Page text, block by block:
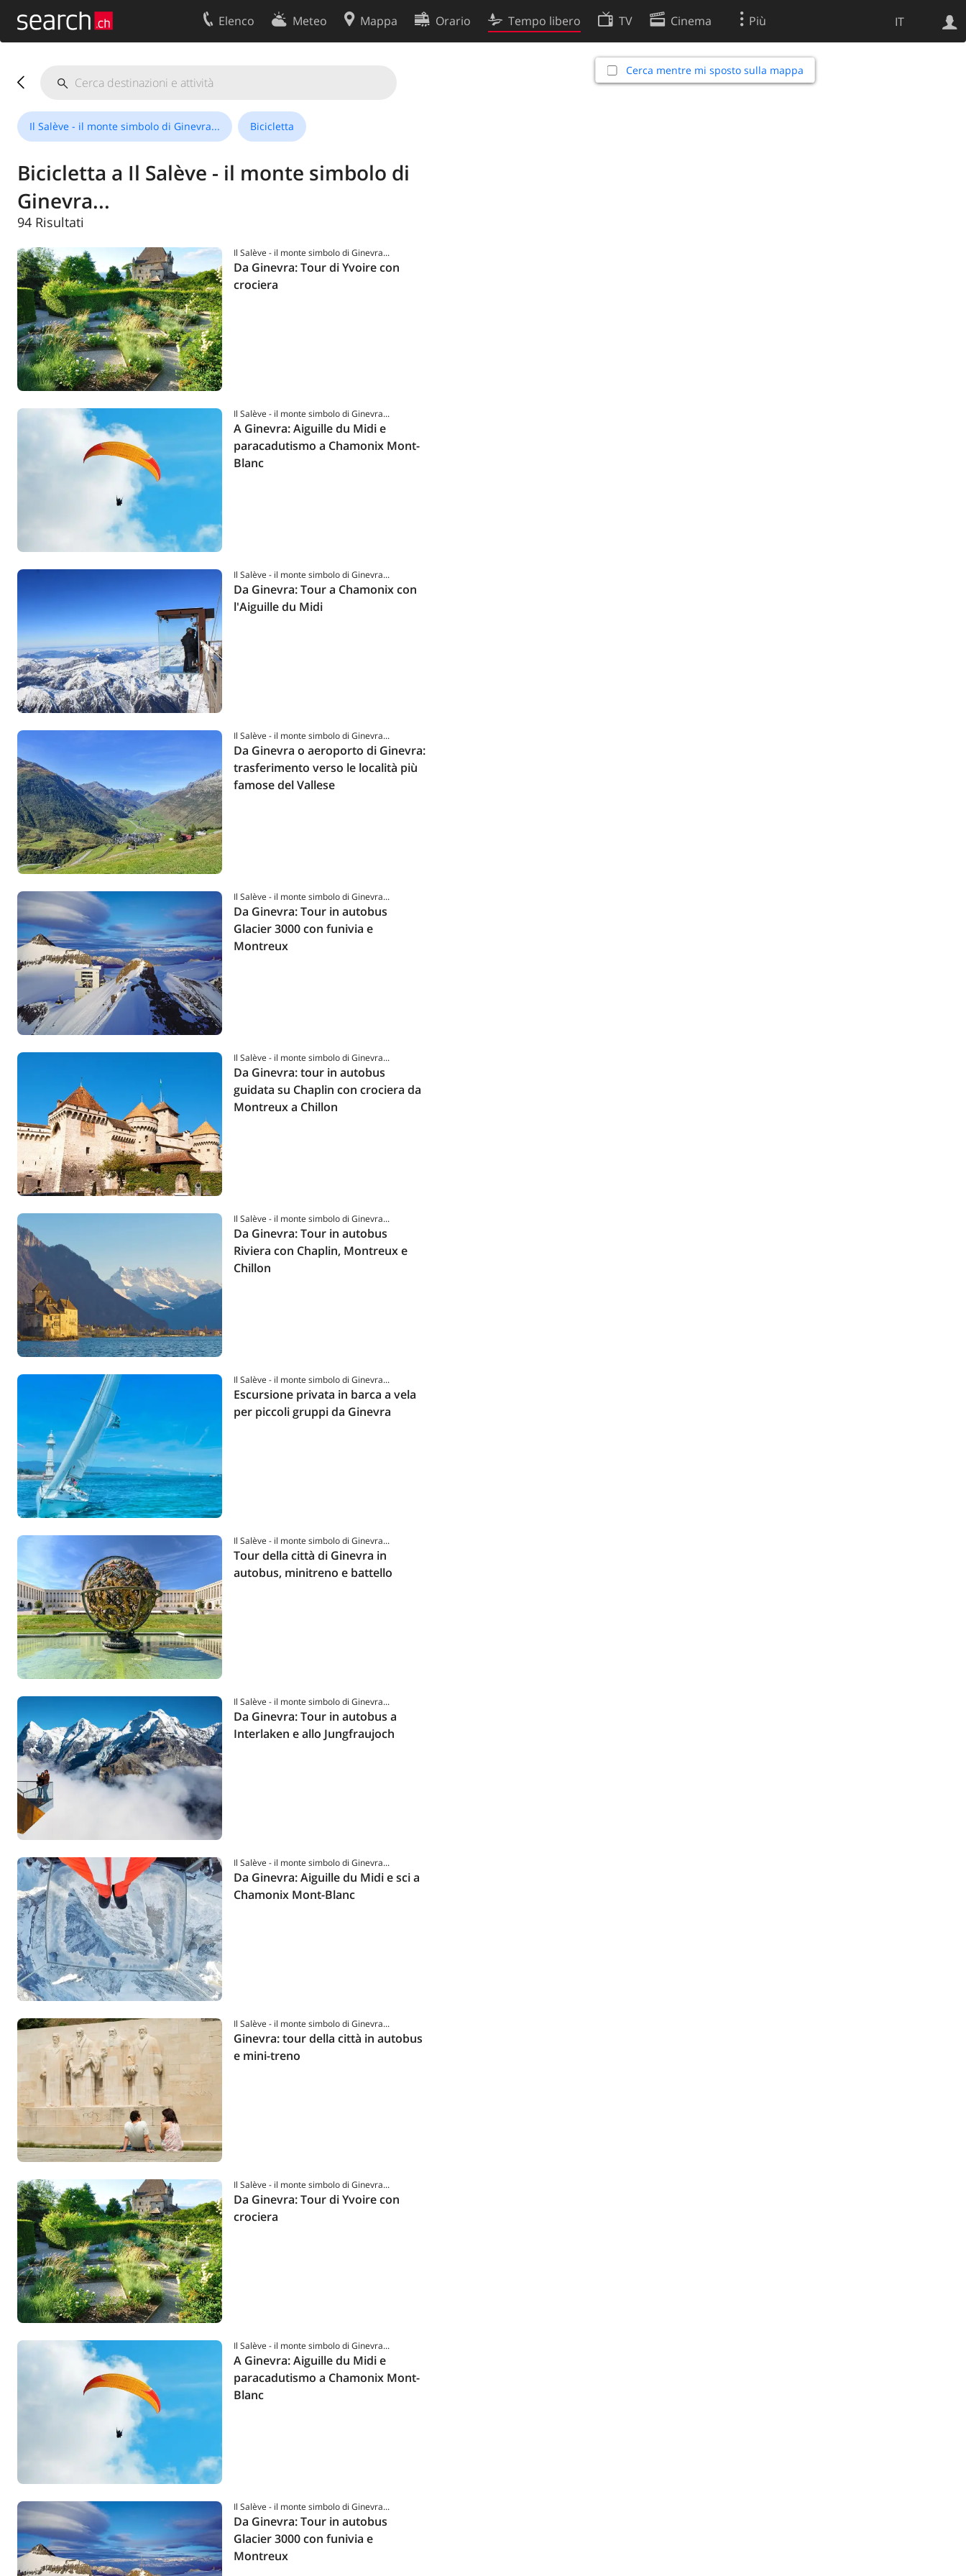
IT
Elenco Meteo Mappa Orario Tempo libero TV Cinema Più
Il Salève - il monte simbolo di Ginevra... Bicicletta
Bicicletta a Il Salève - il monte simbolo di
Ginevra...
94 Risultati
Il Salève - il monte simbolo di Ginevra...
Da Ginevra: Tour di Yvoire con
crociera
Il Salève - il monte simbolo di Ginevra...
A Ginevra: Aiguille du Midi e
paracadutismo a Chamonix Mont-
Blanc
Il Salève - il monte simbolo di Ginevra...
Da Ginevra: Tour a Chamonix con
l'Aiguille du Midi
Il Salève - il monte simbolo di Ginevra...
Da Ginevra o aeroporto di Ginevra:
trasferimento verso le località più
famose del Vallese
Il Salève - il monte simbolo di Ginevra...
Da Ginevra: Tour in autobus
Glacier 3000 con funivia e
Montreux
Il Salève - il monte simbolo di Ginevra...
Da Ginevra: tour in autobus
guidata su Chaplin con crociera da
Montreux a Chillon
Il Salève - il monte simbolo di Ginevra...
Da Ginevra: Tour in autobus
Riviera con Chaplin, Montreux e
Chillon
Il Salève - il monte simbolo di Ginevra...
Escursione privata in barca a vela
per piccoli gruppi da Ginevra
Il Salève - il monte simbolo di Ginevra...
Tour della città di Ginevra in
autobus, minitreno e battello
Il Salève - il monte simbolo di Ginevra...
Da Ginevra: Tour in autobus a
Interlaken e allo Jungfraujoch
Il Salève - il monte simbolo di Ginevra...
Da Ginevra: Aiguille du Midi e sci a
Chamonix Mont-Blanc
Il Salève - il monte simbolo di Ginevra...
Ginevra: tour della città in autobus
e mini-treno
Il Salève - il monte simbolo di Ginevra...
Da Ginevra: Tour di Yvoire con
crociera
Il Salève - il monte simbolo di Ginevra...
A Ginevra: Aiguille du Midi e
paracadutismo a Chamonix Mont-
Blanc
Il Salève - il monte simbolo di Ginevra...
Da Ginevra: Tour in autobus
Glacier 3000 con funivia e
Montreux
Cerca mentre mi sposto sulla mappa
Ricerca Web
Area clienti
Informazioni Legali
Protezione dei dati